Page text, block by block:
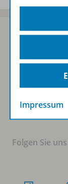
Sofort
Folgen Sie
Impressum